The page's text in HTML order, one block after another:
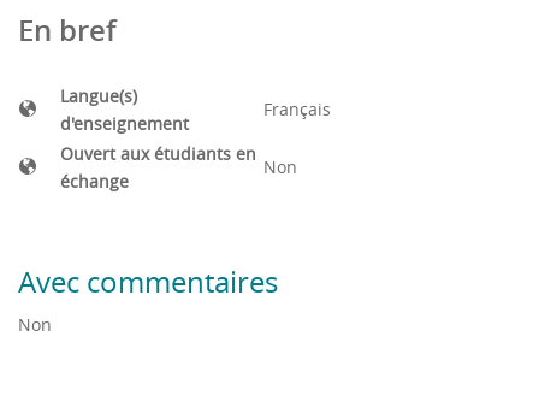
En bref
Langue(s)
d'enseignement
Français
Ouvert aux étudiants en
échange
Non
Avec commentaires
Non